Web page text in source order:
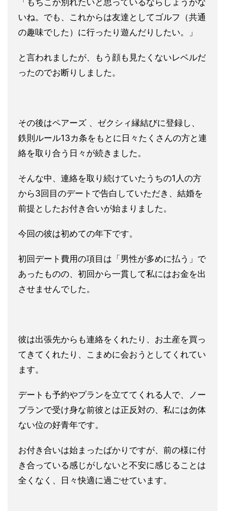
「もちこが別れたいと思っているならしょうがな
いね。でも、これからは友達としてゴルフ（共通
の趣味でした）に行ったり遊んだりしたい。」
と言われましたが、もう顔も見たくないレベルだ
ったのでお断りし ました。
その後はペアーズ 、ゼクシィ縁結びに登録し、
鉄則ルール13カ条をもとに日々たく さんの方と連
絡を取り合う日々が続きました。
そんな中、連絡を取り続けていたうちの1人の方
から3回目のデー トで告白していただき、 結婚を
前提としたお付き合いが始まりました。
今回の彼は初めての年下です。
初回デート費用の項目は「男性が多めに払う」で
あったものの、初回から一貫して私にはお金を出
させませんでした。
彼は出張先からも連絡をくれたり、お土産を買っ
てきてくれたり、 こまめに会おうとしてくれてい
ます。
デートも予約やプランを立ててくれる人で、ノー
プランで受け身な前彼とは正反対の、私には勿体
ない位の好青年です。
お付き合いは始まったばかりですが、前の様に付
き合っている感じがしないと不安に感じることは
全くなく、
日々快適に過ごせています。